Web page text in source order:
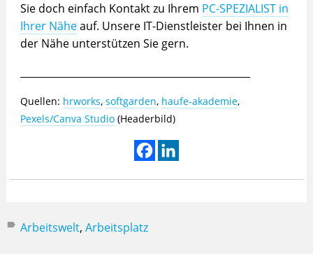
Sie doch einfach Kontakt zu Ihrem PC-SPEZIALIST in
Ihrer Näheauf. Unsere IT-Dienstleister bei Ihnen in
der Nähe unterstützen Sie gern.
Quellen: hrworks, softgarden, haufe-akademie,
Pexels/Canva Studio(Headerbild)
Arbeitswelt, Arbeitsplatz